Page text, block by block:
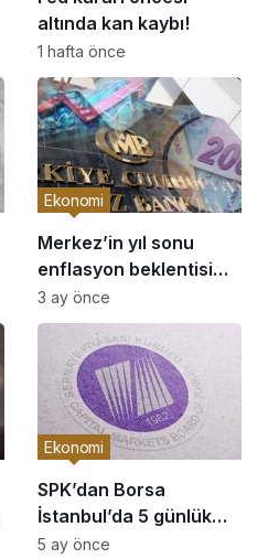
altında kan kaybı!
1 hafta önce
Merkez’in yıl sonu
enflasyon beklentisi
yüzde 26’ya çıktı
Ekonomi
3 ay önce
SPK’dan Borsa
İstanbul’da 5 günlük
tedbir
Ekonomi
5 ay önce